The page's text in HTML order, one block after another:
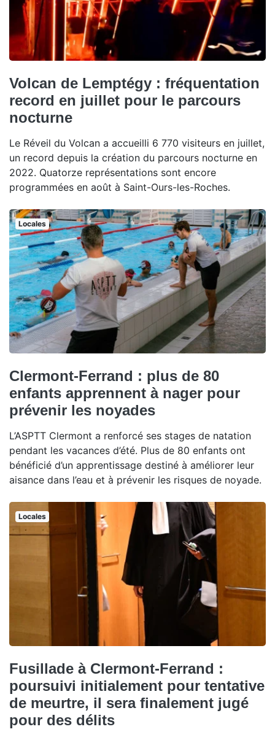
Volcan de Lemptégy : fréquentation
record en juillet pour le parcours
nocturne
Le Réveil du Volcan a accueilli 6 770 visiteurs en juillet,
un record depuis la création du parcours nocturne en
2022. Quatorze représentations sont encore
programmées en août à Saint-Ours-les-Roches.
Locales
Clermont-Ferrand : plus de 80
enfants apprennent à nager pour
prévenir les noyades
L’ASPTT Clermont a renforcé ses stages de natation
pendant les vacances d’été. Plus de 80 enfants ont
bénéficié d’un apprentissage destiné à améliorer leur
aisance dans l’eau et à prévenir les risques de noyade.
Locales
Fusillade à Clermont-Ferrand :
poursuivi initialement pour tentative
de meurtre, il sera finalement jugé
pour des délits